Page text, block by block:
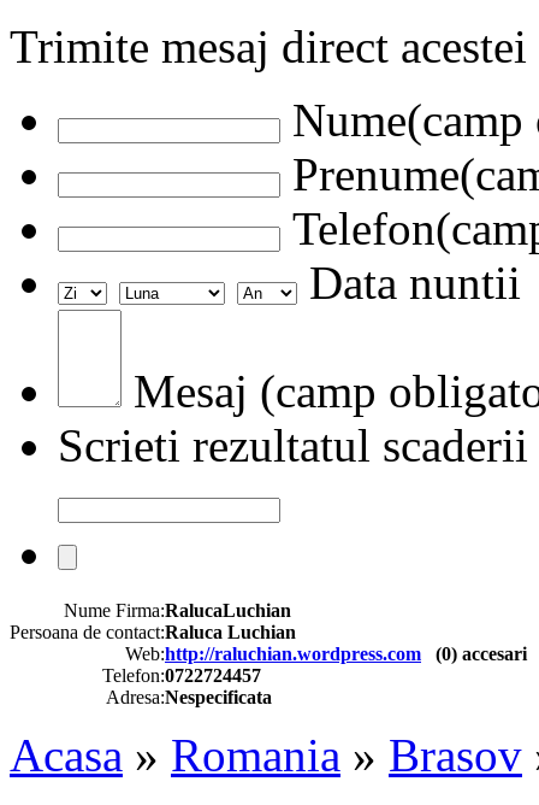
Trimite mesaj direct
Data nuntii
Mesaj (camp
Scrieti rezultatul scaderii
Nume Firma:RalucaLuchian
Persoana de contact:Raluca Luchian
Web:http://raluchian.wordpress.com (0) accesari
Telefon:0722724457
Adresa:Nespecificata
Acasa » Romania » Brasov